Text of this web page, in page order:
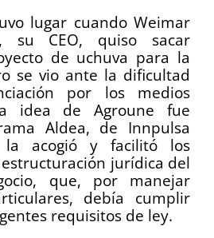
lugar cuando Weimar
su CEO, quiso sacar
de uchuva para la
se vio ante la dificultad
por los medios
idea de Agroune fue
Aldea, de Innpulsa
la acogió y facilitó los
jurídica del
que, por manejar
debía cumplir
requisitos de ley.